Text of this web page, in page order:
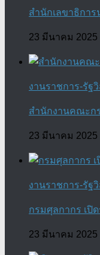
สำนักเลขาธิการ
23 มีนาคม 2025
งานราชการ-รัฐ
สำนักงานคณะก
23 มีนาคม 2025
งานราชการ-รัฐ
กรมศุลกากร เปิ
23 มีนาคม 2025